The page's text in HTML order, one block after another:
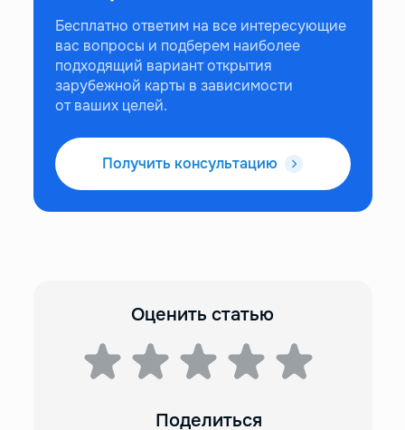
Бесплатно ответим на все интересующие
вас вопросы и подберем наиболее
подходящий вариант открытия
зарубежной карты в зависимости
от ваших целей.
Получить консультацию
Оценить статью
Поделиться